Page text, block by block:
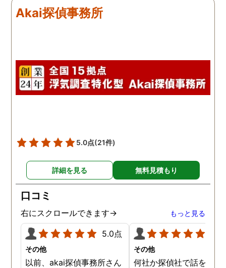
り、まさに決定的瞬間を
Akai探偵事務所
5.0点(21件)
詳細を見る 無料見積もり
口コミ
右にスクロールできます→ もっと見る
5.0点
その他
以前、akai探偵事務所さん
その他
何社か探偵社で話を聞き